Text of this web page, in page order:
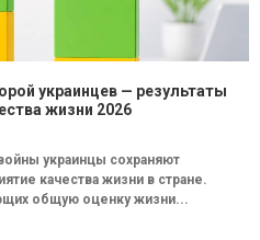
украинцев — результаты
жизни 2026
украинцы сохраняют
качества жизни в стране.
общую оценку жизни...